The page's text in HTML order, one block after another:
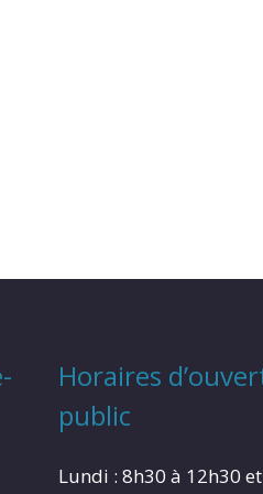
Horaires
public
Lundi : 8h30 à 12h30